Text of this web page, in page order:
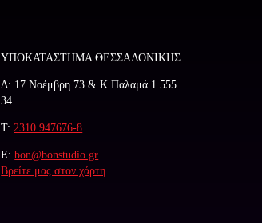
ΥΠΟΚΑΤΑΣΤΗΜΑ ΘΕΣΣΑΛΟΝΙΚΗΣ
Δ: 17 Νοέμβρη 73 & Κ.Παλαμά 1 555
34
Τ:2310 947676-8
E:bon@bonstudio.gr
Βρείτε μας στον χάρτη